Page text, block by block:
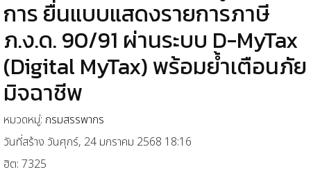
การ ยื่นแบบแสดงรายการภาษี
ภ.ง.ด. 90/91 ผ่านระบบ D-MyTax
(Digital MyTax) พร้อมย้ำเตือนภัย
มิจฉาชีพ
หมวดหมู่: กรมสรรพากร
วันที่สร้าง วันศุกร์, 24 มกราคม 2568 18:16
ฮิต: 7325